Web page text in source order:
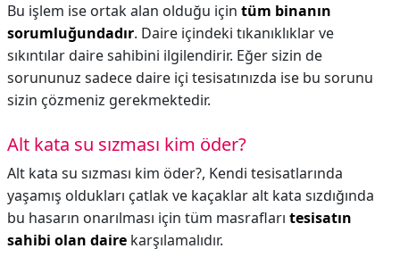
Bu işlem ise ortak alan olduğu için tüm binanın
sorumluğundadır. Daire içindeki tıkanıklıklar ve
sıkıntılar daire sahibini ilgilendirir. Eğer sizin de
sorununuz sadece daire içi tesisatınızda ise bu sorunu
sizin çözmeniz gerekmektedir.
Alt kata su sızması kim öder?
Alt kata su sızması kim öder?, Kendi tesisatlarında
yaşamış oldukları çatlak ve kaçaklar alt kata sızdığında
bu hasarın onarılması için tüm masrafları tesisatın
sahibi olan daire karşılamalıdır.